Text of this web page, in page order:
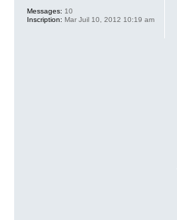
Messages: 10
Inscription: Mar Juil 10, 2012 10:19 am